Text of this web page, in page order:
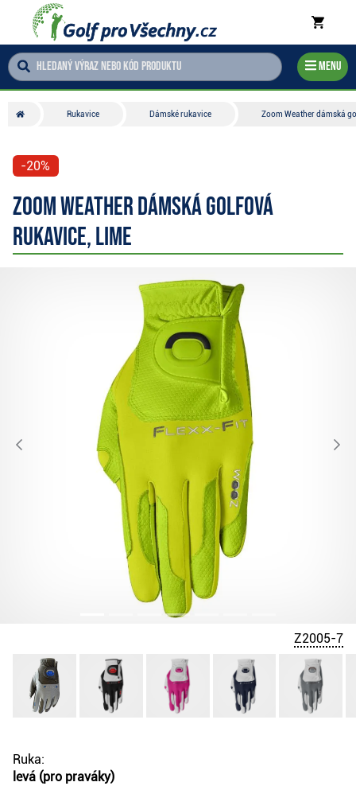
Menu
Rukavice Dámské rukavice Zoom Weather dámská
-20%
Zoom Weather dámská golfová
rukavice, lime
Z2005-7
Ruka:
levá (pro praváky)